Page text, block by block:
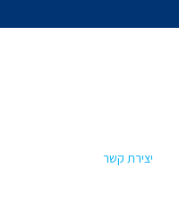
יצירת קשר